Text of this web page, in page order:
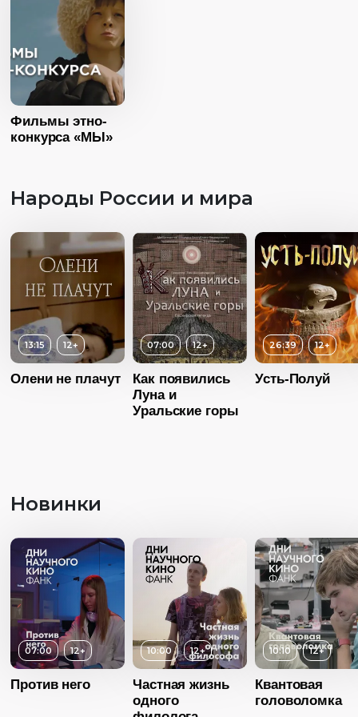
Фильмы этно-
конкурса «МЫ»
Народы России и мира
13:15 12+
Олени не плачут
Возраст 12+
Длительность
07:00 12+
Как появились
Луна и
Уральские горы
Возраст 12+
Длительность
26:39
Год 2012
Страна
26:39 12+
Усть-Полуй
Длительность
26:06
Год
Страна
Язык
Новинки
07:00 12+
Против него
10:00 12+
Частная жизнь
одного
10:10 12+
Квантовая
головоломка
Возраст